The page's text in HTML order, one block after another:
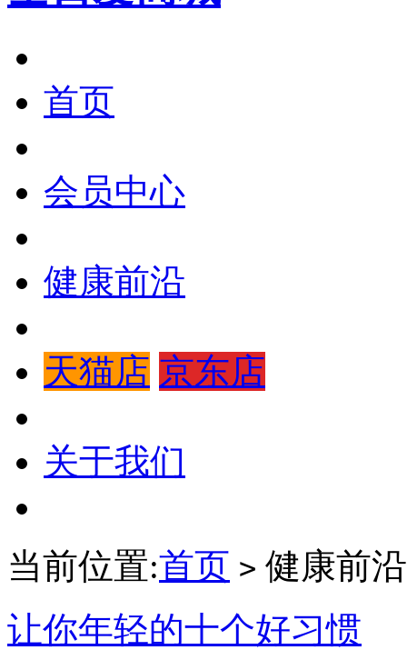
首页
会员中心
健康前沿
天猫店 京东店
关于我们
当前位置:首页 > 健康前沿
让你年轻的十个好习惯